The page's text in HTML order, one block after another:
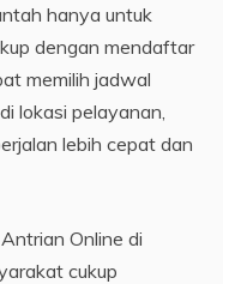
hanya untuk
dengan mendaftar
memilih jadwal
lokasi pelayanan,
lebih cepat dan
Online di
cukup